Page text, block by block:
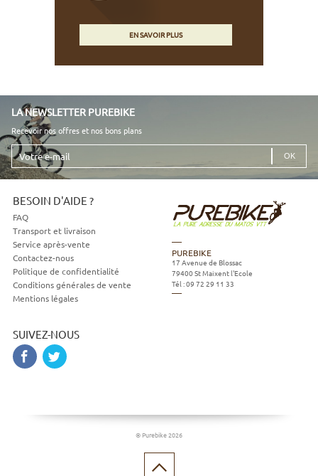
EN SAVOIR PLUS
LA NEWSLETTER PUREBIKE
Recevoir nos offres et nos bons plans
Votre
e-
mail
BESOIN D'AIDE ?
FAQ
Transport et livraison
Service après-vente
Contactez-nous
Politique de confidentialité
Conditions générales de vente
Mentions légales
SUIVEZ-NOUS
PUREBIKE
17 Avenue de Blossac
79400 St Maixent l'Ecole
Tél :09 72 29 11 33
© Purebike 2026